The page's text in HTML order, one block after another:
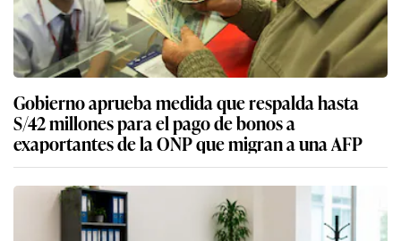
Gobierno aprueba medida que respalda hasta
S/42 millones para el pago de bonos a
exaportantes de la ONP que migran a una AFP